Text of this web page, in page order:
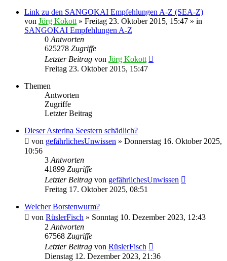
Link zu den SANGOKAI Empfehlungen A-Z (SEA-Z)
von Jörg Kokott » Freitag 23. Oktober 2015, 15:47 » in
SANGOKAI Empfehlungen A-Z
0 Antworten
625278 Zugriffe
Letzter Beitrag von Jörg Kokott
Freitag 23. Oktober 2015, 15:47
Themen
Antworten
Zugriffe
Letzter Beitrag
Dieser Asterina Seestern schädlich?
von gefährlichesUnwissen » Donnerstag 16. Oktober 2025,
10:56
3 Antworten
41899 Zugriffe
Letzter Beitrag von gefährlichesUnwissen
Freitag 17. Oktober 2025, 08:51
Welcher Borstenwurm?
von RüslerFisch » Sonntag 10. Dezember 2023, 12:43
2 Antworten
67568 Zugriffe
Letzter Beitrag von RüslerFisch
Dienstag 12. Dezember 2023, 21:36